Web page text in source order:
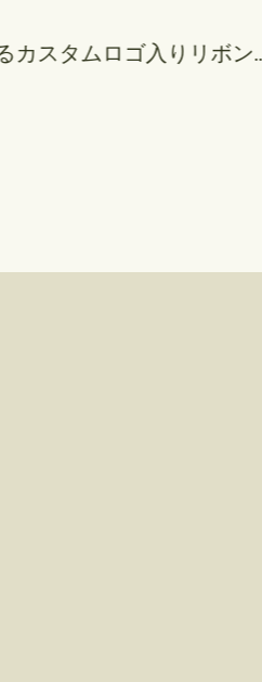
プリントカップケーキボッ
Mojiu Packaging